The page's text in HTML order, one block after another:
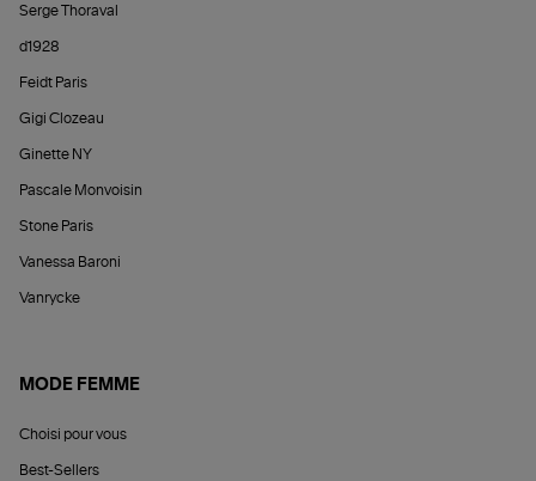
Serge Thoraval
d1928
Feidt Paris
Gigi Clozeau
Ginette NY
Pascale Monvoisin
Stone Paris
Vanessa Baroni
Vanrycke
MODE FEMME
Choisi pour vous
Best-Sellers